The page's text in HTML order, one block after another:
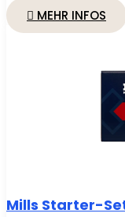
MEHR INFOS
Mills Starter-